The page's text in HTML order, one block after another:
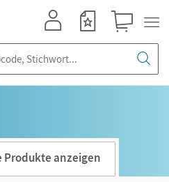
Produkte anzeigen